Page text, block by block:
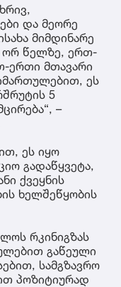
და მეორე
მიმდინარე
ორ წელზე, ერთ-
ერთი მთავარი
ეს
5
–
ეს იყო
გადაწყვეტა,
ქვეყნის
ხელშეწყობის
რკინიგზას
გაწეული
სამგზავრო
პოზიტიურად